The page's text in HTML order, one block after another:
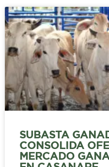
SUBASTA
CONSOLIDA
MERCADO